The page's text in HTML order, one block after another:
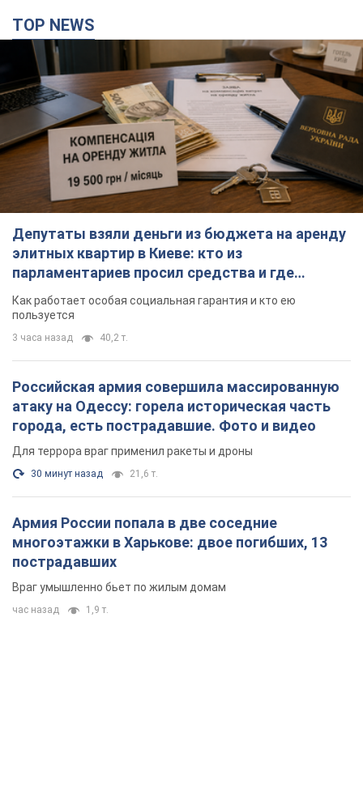
TOP NEWS
Депутаты взяли деньги из бюджета на аренду
элитных квартир в Киеве: кто из
парламентариев просил средства и где
поселился
Как работает особая социальная гарантия и кто ею
пользуется
3 часа назад 40,2 т.
Российская армия совершила массированную
атаку на Одессу: горела историческая часть
города, есть пострадавшие. Фото и видео
Для террора враг применил ракеты и дроны
30 минут назад 21,6 т.
Армия России попала в две соседние
многоэтажки в Харькове: двое погибших, 13
пострадавших
Враг умышленно бьет по жилым домам
час назад 1,9 т.